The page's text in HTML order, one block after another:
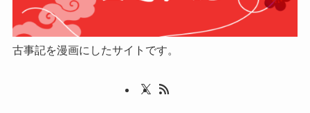
古事記を漫画にしたサイトです。